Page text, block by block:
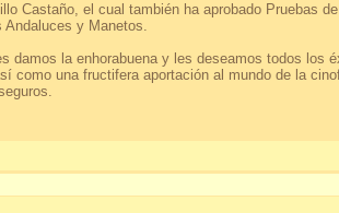
Castaño, el cual también ha aprobado Pruebas
Andaluces y Manetos.
damos la enhorabuena y les deseamos todos los
como una fructifera aportación al mundo de la